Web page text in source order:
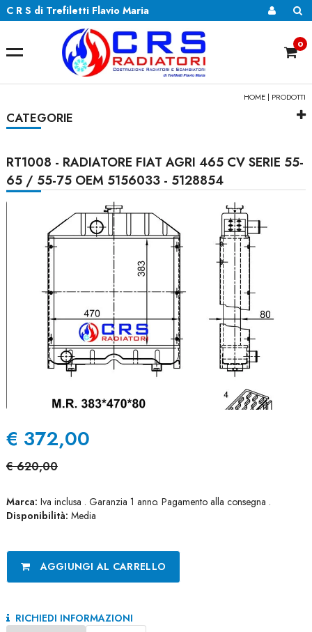
C R S di Trefiletti Flavio Maria
0
HOME | PRODOTTI
CATEGORIE
RT1008 - RADIATORE FIAT AGRI 465 CV SERIE 55-
65 / 55-75 OEM 5156033 - 5128854
€ 372,00
€ 620,00
Marca: Iva inclusa . Garanzia 1 anno. Pagamento alla consegna .
Disponibilità: Media
AGGIUNGI AL CARRELLO
RICHIEDI INFORMAZIONI